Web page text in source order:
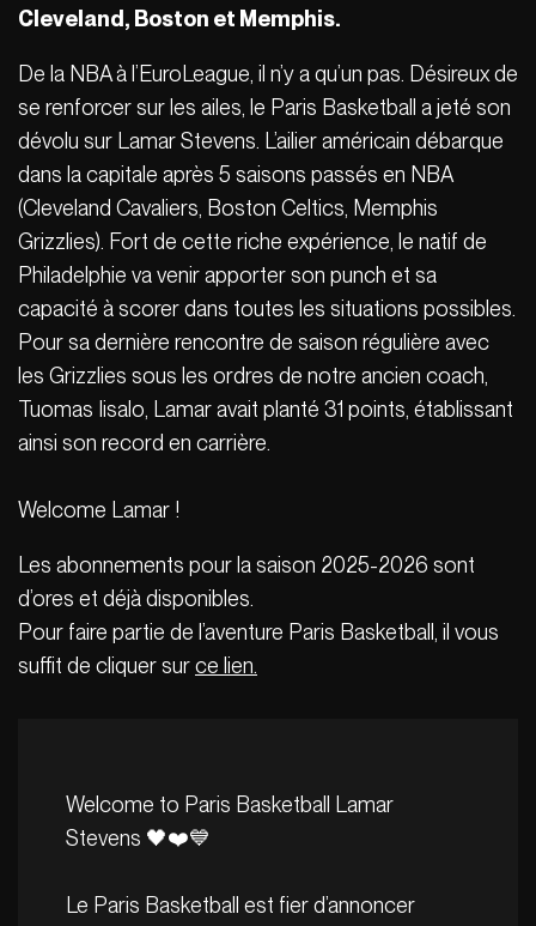
Cleveland, Boston et Memphis.
De la NBA à l’EuroLeague, il n’y a qu’un pas. Désireux de
se renforcer sur les ailes, le Paris Basketball a jeté son
dévolu sur Lamar Stevens. L’ailier américain débarque
dans la capitale après 5 saisons passés en NBA
(Cleveland Cavaliers, Boston Celtics, Memphis
Grizzlies). Fort de cette riche expérience, le natif de
Philadelphie va venir apporter son punch et sa
capacité à scorer dans toutes les situations possibles.
Pour sa dernière rencontre de saison régulière avec
les Grizzlies sous les ordres de notre ancien coach,
Tuomas Iisalo, Lamar avait planté 31 points, établissant
ainsi son record en carrière.
Welcome Lamar !
Les abonnements pour la saison 2025-2026 sont
d’ores et déjà disponibles.
Pour faire partie de l’aventure Paris Basketball, il vous
suffit de cliquer surce lien.
Welcome to Paris Basketball Lamar
Stevens 🖤❤️💙
Le Paris Basketball est fier d’annoncer